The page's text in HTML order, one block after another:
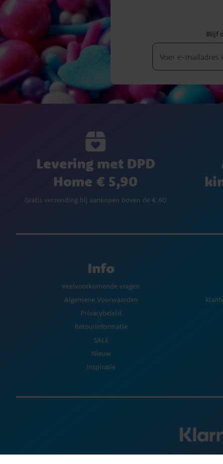
Blijf
Levering met DPD
Home € 5,90
Gratis verzending bij aankopen boven de € 60
Info
Veelvoorkomende vragen
Algemene Voorwaarden
Privacybeleid
Retourinformatie
SALE
Nieuw
Inspiratie